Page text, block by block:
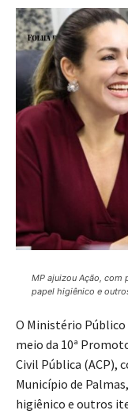
MP ajuizou Ação, com
papel higiênico e
O Ministério
meio da 10ª
Civil Pública (ACP),
Município de
higiênico e outros